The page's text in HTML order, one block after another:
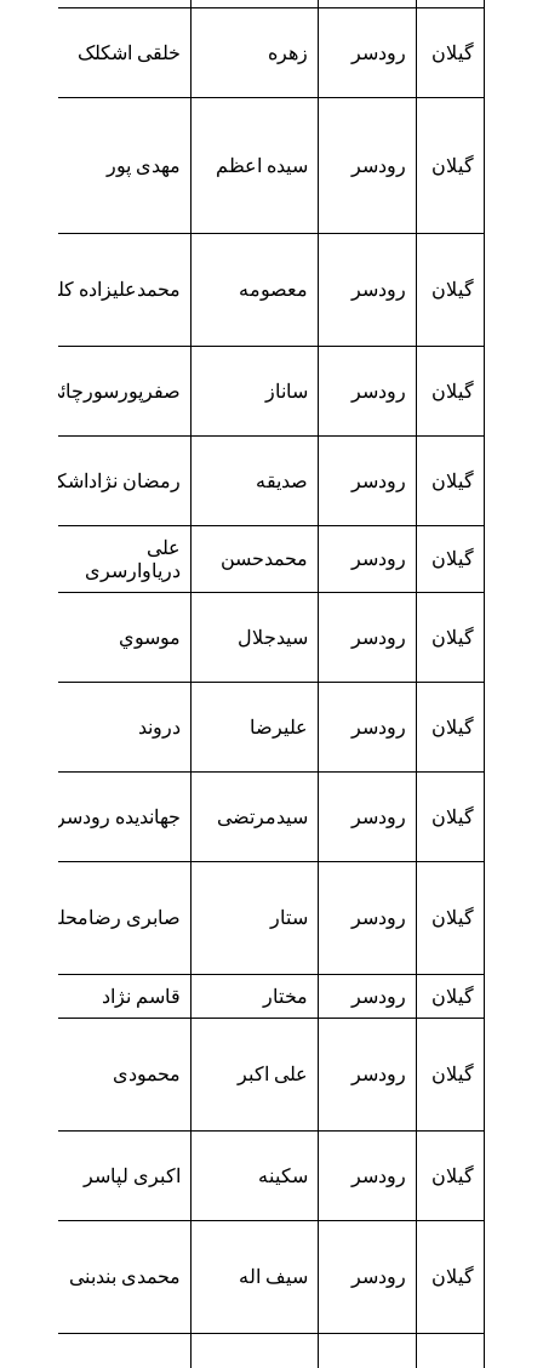
گیلان رودسر زهره خلقی اشکلک
گیلان رودسر سیده اعظم مهدی پور
گیلان رودسر معصومه محمدعلیزاده کلرود
گیلان رودسر ساناز صفرپورسورچائي
گیلان رودسر صدیقه رمضان نژاداشکلک
گیلان رودسر محمدحسن
علی پناه
دریاوارسری
گیلان رودسر سيدجلال موسوي
گیلان رودسر علیرضا دروند
گیلان رودسر سیدمرتضی جهاندیده رودسری
گیلان رودسر ستار صابری رضامحله
گیلان رودسر مختار قاسم نژاد
گیلان رودسر علی اکبر محمودی
گیلان رودسر سکینه اکبری لپاسر
گیلان رودسر سیف اله محمدی بندبنی